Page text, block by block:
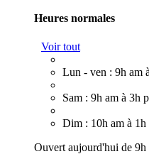
Heures normales
Voir tout
Lun - ven : 9h am
Sam : 9h am à 3h
Dim : 10h am à 1h
Ouvert aujourd'hui de 9h